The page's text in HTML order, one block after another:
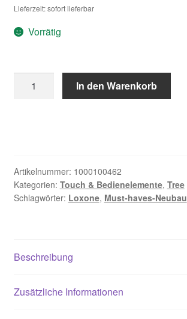
Lieferzeit: sofort lieferbar
Vorrätig
Touch
In den Warenkorb
Artikelnummer: 1000100462
Kategorien: Touch & Bedienelemente, Tree
Schlagwörter: Loxone, Must-haves-Neubau
Beschreibung
Zusätzliche Informationen